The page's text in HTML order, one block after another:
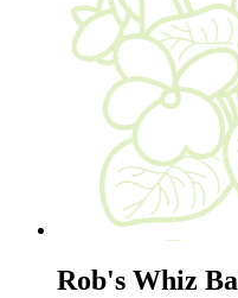
Rob's Whiz